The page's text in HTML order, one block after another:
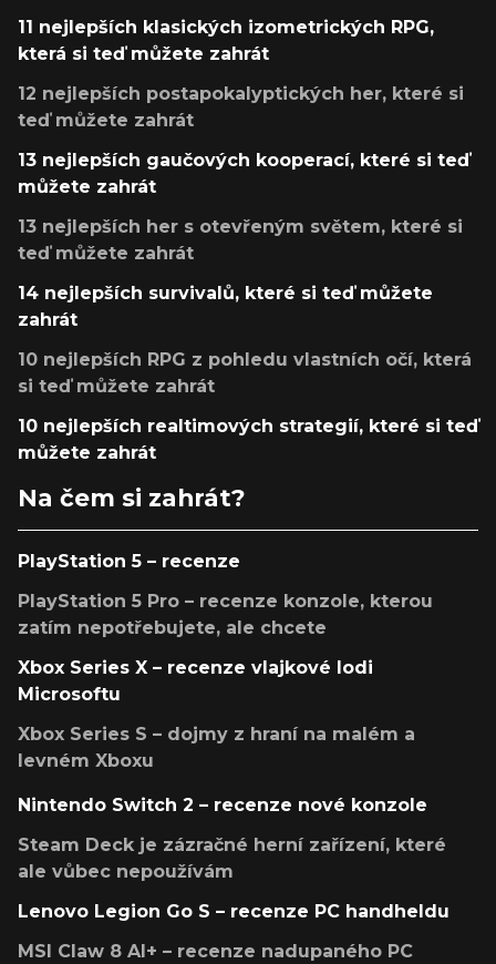
11 nejlepších klasických izometrických RPG,
která si teď můžete zahrát
12 nejlepších postapokalyptických her, které si
teď můžete zahrát
13 nejlepších gaučových kooperací, které si teď
můžete zahrát
13 nejlepších her s otevřeným světem, které si
teď můžete zahrát
14 nejlepších survivalů, které si teď můžete
zahrát
10 nejlepších RPG z pohledu vlastních očí, která
si teď můžete zahrát
10 nejlepších realtimových strategií, které si teď
můžete zahrát
Na čem si zahrát?
PlayStation 5 – recenze
PlayStation 5 Pro – recenze konzole, kterou
zatím nepotřebujete, ale chcete
Xbox Series X – recenze vlajkové lodi
Microsoftu
Xbox Series S – dojmy z hraní na malém a
levném Xboxu
Nintendo Switch 2 – recenze nové konzole
Steam Deck je zázračné herní zařízení, které
ale vůbec nepoužívám
Lenovo Legion Go S – recenze PC handheldu
MSI Claw 8 AI+ – recenze nadupaného PC